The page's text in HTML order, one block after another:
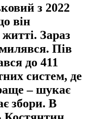
з 2022
він
Зараз
Пів
до 411
систем, де
– шукає
збори. В